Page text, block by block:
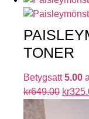
TONER
Betygsatt5.00
kr649.00 kr